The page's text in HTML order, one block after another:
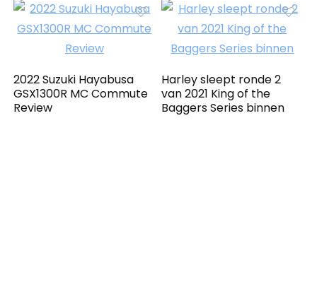
2022 Suzuki Hayabusa
GSX1300R MC Commute
Review
Harley sleept ronde 2
van 2021 King of the
Baggers Series binnen